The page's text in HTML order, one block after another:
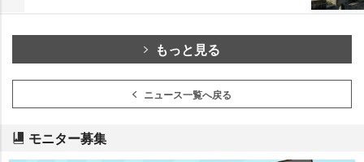
もっと見る
ニュース一覧へ戻る
モニター募集